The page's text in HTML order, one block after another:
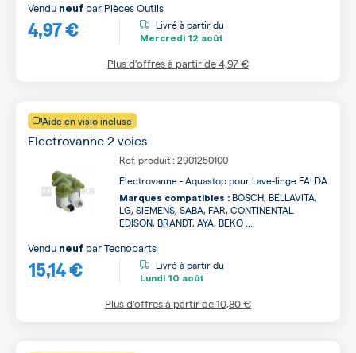
4,97 €
Vendu neuf par Pièces Outils
Livré à partir du
Mercredi 12 août
Plus d’offres à partir de4,97 €
Aide en visio incluse
Electrovanne 2 voies
Ref. produit : 2901250100
Electrovanne - Aquastop pour Lave-linge FALDA
Marques compatibles : BOSCH, BELLAVITA,
LG, SIEMENS, SABA, FAR, CONTINENTAL
EDISON, BRANDT, AYA, BEKO ...
15,14 €
Vendu neuf parTecnoparts
Livré à partir du
Lundi 10 août
Plus d’offres à partir de10,80 €